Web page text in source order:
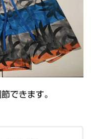
できます。